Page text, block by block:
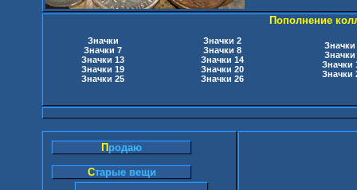
Пополнение
Значки
Значки 7
Значки 13
Значки 19
Значки 25
Значки 2
Значки 8
Значки 14
Значки 20
Значки 26
Значки
Значки
Значки
Значки
П родаю
Старые вещи